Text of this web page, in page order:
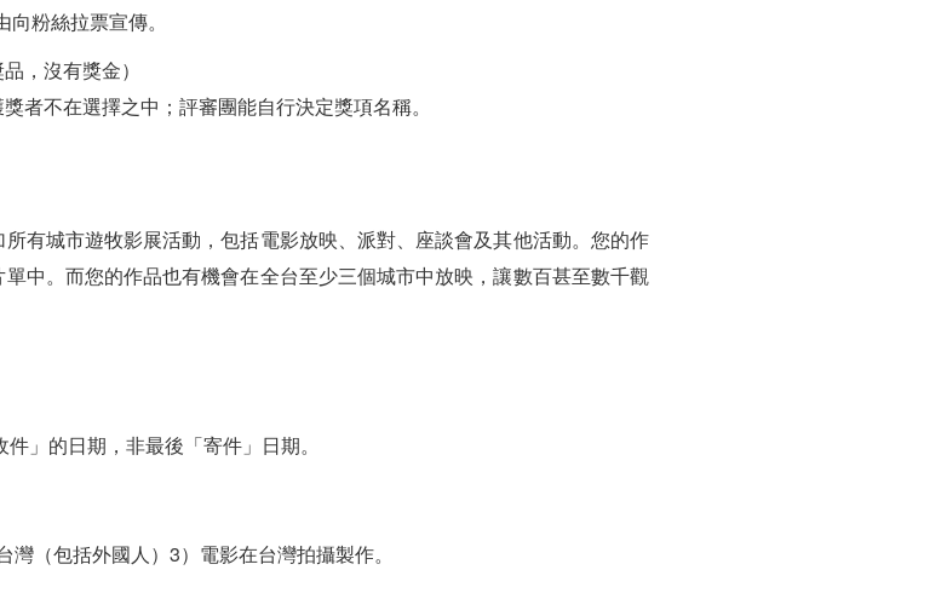
粉絲拉票宣傳。
，沒有獎金）
者不在選擇之中；評審團能自行決定獎項名稱。
有城市遊牧影展活動，包括電影放映、派對、座談會及其他活動。您的作
中。而您的作品也有機會在全台至少三個城市中放映，讓數百甚至數千觀
」的日期，非最後「寄件」日期。
（包括外國人）3）電影在台灣拍攝製作。